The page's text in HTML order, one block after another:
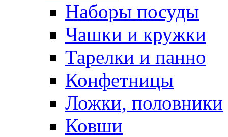
Наборы посуды
Чашки и кружки
Тарелки и панно
Конфетницы
Ложки, половники
Ковши